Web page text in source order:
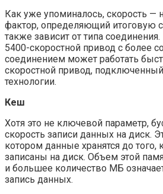
Как уже упоминалось, скорость —
фактор, определяющий итоговую
также зависит от типа
5400-скоростной привод с более
соединением может работать
скоростной привод,
технологии.
Кеш
Хотя это не ключевой параметр,
скорость записи данных на диск.
котором данные хранятся до того,
записаны на диск. Объем этой
и большее количество МБ
запись данных.